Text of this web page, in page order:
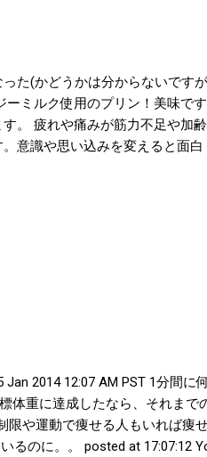
た(かどうかは分からないです
ーミルク使用のプリン！美味で
。 疲れや痛みが筋力不足や加
意識や思い込みを変えると面白
2014 12:07 AM PST 1分間
体重に達成したなら、それま
限や運動で痩せる人もいれば痩
るのに。。 posted at 17:07:12